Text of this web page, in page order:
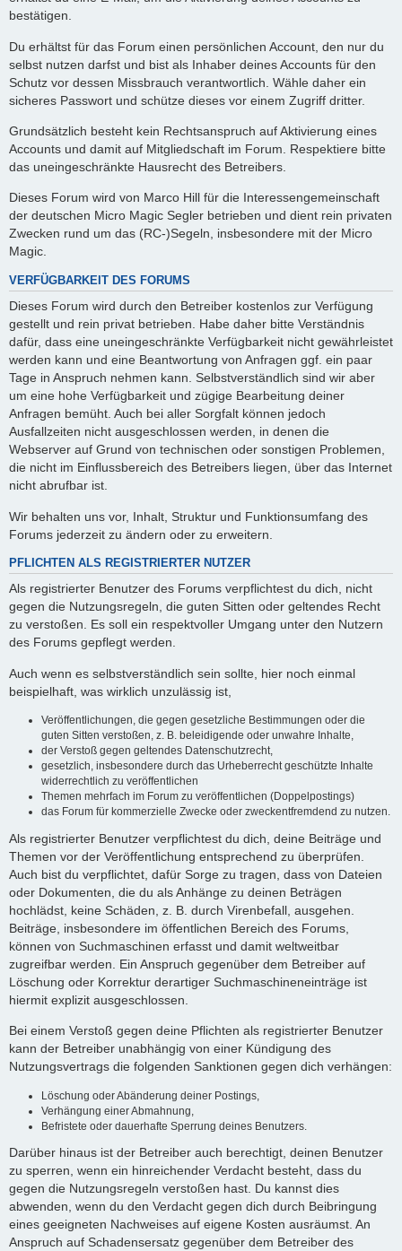
bestätigen.
Du erhältst für das Forum einen persönlichen Account, den nur du
selbst nutzen darfst und bist als Inhaber deines Accounts für den
Schutz vor dessen Missbrauch verantwortlich. Wähle daher ein
sicheres Passwort und schütze dieses vor einem Zugriff dritter.
Grundsätzlich besteht kein Rechtsanspruch auf Aktivierung eines
Accounts und damit auf Mitgliedschaft im Forum. Respektiere bitte
das uneingeschränkte Hausrecht des Betreibers.
Dieses Forum wird von Marco Hill für die Interessengemeinschaft
der deutschen Micro Magic Segler betrieben und dient rein privaten
Zwecken rund um das (RC-)Segeln, insbesondere mit der Micro
Magic.
VERFÜGBARKEIT DES FORUMS
Dieses Forum wird durch den Betreiber kostenlos zur Verfügung
gestellt und rein privat betrieben. Habe daher bitte Verständnis
dafür, dass eine uneingeschränkte Verfügbarkeit nicht gewährleistet
werden kann und eine Beantwortung von Anfragen ggf. ein paar
Tage in Anspruch nehmen kann. Selbstverständlich sind wir aber
um eine hohe Verfügbarkeit und zügige Bearbeitung deiner
Anfragen bemüht. Auch bei aller Sorgfalt können jedoch
Ausfallzeiten nicht ausgeschlossen werden, in denen die
Webserver auf Grund von technischen oder sonstigen Problemen,
die nicht im Einflussbereich des Betreibers liegen, über das Internet
nicht abrufbar ist.
Wir behalten uns vor, Inhalt, Struktur und Funktionsumfang des
Forums jederzeit zu ändern oder zu erweitern.
PFLICHTEN ALS REGISTRIERTER NUTZER
Als registrierter Benutzer des Forums verpflichtest du dich, nicht
gegen die Nutzungsregeln, die guten Sitten oder geltendes Recht
zu verstoßen. Es soll ein respektvoller Umgang unter den Nutzern
des Forums gepflegt werden.
Auch wenn es selbstverständlich sein sollte, hier noch einmal
beispielhaft, was wirklich unzulässig ist,
Veröffentlichungen, die gegen gesetzliche Bestimmungen oder die
guten Sitten verstoßen, z. B. beleidigende oder unwahre Inhalte,
der Verstoß gegen geltendes Datenschutzrecht,
gesetzlich, insbesondere durch das Urheberrecht geschützte Inhalte
widerrechtlich zu veröffentlichen
Themen mehrfach im Forum zu veröffentlichen (Doppelpostings)
das Forum für kommerzielle Zwecke oder zweckentfremdend zu nutzen.
Als registrierter Benutzer verpflichtest du dich, deine Beiträge und
Themen vor der Veröffentlichung entsprechend zu überprüfen.
Auch bist du verpflichtet, dafür Sorge zu tragen, dass von Dateien
oder Dokumenten, die du als Anhänge zu deinen Beträgen
hochlädst, keine Schäden, z. B. durch Virenbefall, ausgehen.
Beiträge, insbesondere im öffentlichen Bereich des Forums,
können von Suchmaschinen erfasst und damit weltweitbar
zugreifbar werden. Ein Anspruch gegenüber dem Betreiber auf
Löschung oder Korrektur derartiger Suchmaschineneinträge ist
hiermit explizit ausgeschlossen.
Bei einem Verstoß gegen deine Pflichten als registrierter Benutzer
kann der Betreiber unabhängig von einer Kündigung des
Nutzungsvertrags die folgenden Sanktionen gegen dich verhängen:
Löschung oder Abänderung deiner Postings,
Verhängung einer Abmahnung,
Befristete oder dauerhafte Sperrung deines Benutzers.
Darüber hinaus ist der Betreiber auch berechtigt, deinen Benutzer
zu sperren, wenn ein hinreichender Verdacht besteht, dass du
gegen die Nutzungsregeln verstoßen hast. Du kannst dies
abwenden, wenn du den Verdacht gegen dich durch Beibringung
eines geeigneten Nachweises auf eigene Kosten ausräumst. An
Anspruch auf Schadensersatz gegenüber dem Betreiber des